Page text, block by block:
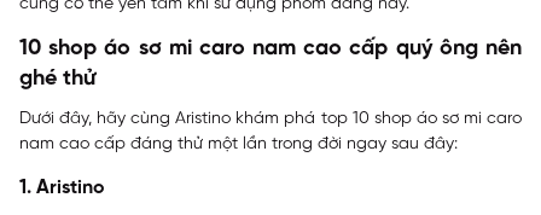
cũng có thể yên tâm khi sử dụng phom dáng này.
10 shop áo sơ mi caro nam cao cấp quý ông nên
ghé thử
Dưới đây, hãy cùng Aristino khám phá top 10 shop áo sơ mi caro
nam cao cấp đáng thử một lần trong đời ngay sau đây:
1. Aristino